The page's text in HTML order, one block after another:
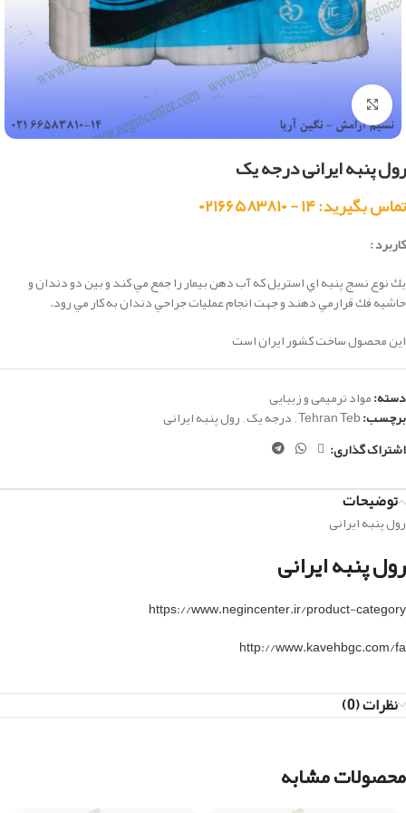
بزرگنمایی تصویر
رول پنبه ایرانی درجه یک
تماس بگیرید: ۱۴ - ۰۲۱۶۶۵۸۳۸۱۰
کاربرد :
يك نوع نسج پنبه اي استريل كه آب دهن بيمار را جمع مي كند و بين دو دندان و
حاشيه فك قرارمي دهند و جهت انجام عمليات جراحي دندان به كار مي رود.
این محصول ساخت کشور ایران است
دسته:مواد ترمیمی و زیبایی
برچسب:Tehran Teb
,درجه یک,رول پنبه ایرانی
اشتراک گذاری:
توضیحات
رول پنبه ایرانی
رول پنبه ایرانی
https://www.negincenter.ir/product-category
http://www.kavehbgc.com/fa
نظرات (0)
محصولات مشابه